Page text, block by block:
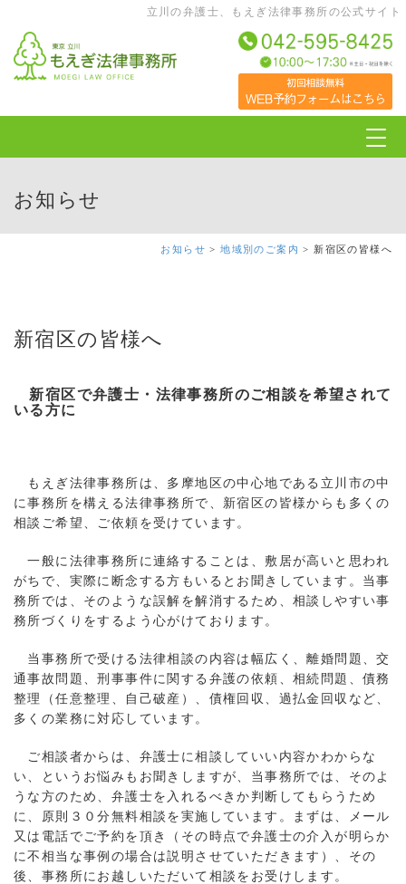
立川の弁護士、もえぎ法律事務所の公式サイト
お知らせ
お知らせ >地域別のご案内 > 新宿区の皆様へ
新宿区の皆様へ
新宿区で弁護士・法律事務所のご相談を希望されて
いる方に
もえぎ法律事務所は、多摩地区の中心地である立川市の中
に事務所を構える法律事務所で、新宿区の皆様からも多くの
相談ご希望、ご依頼を受けています。
一般に法律事務所に連絡することは、敷居が高いと思われ
がちで、実際に断念する方もいるとお聞きしています。当事
務所では、そのような誤解を解消するため、相談しやすい事
務所づくりをするよう心がけております。
当事務所で受ける法律相談の内容は幅広く、離婚問題、交
通事故問題、刑事事件に関する弁護の依頼、相続問題、債務
整理（任意整理、自己破産）、債権回収、過払金回収など、
多くの業務に対応しています。
ご相談者からは、弁護士に相談していい内容かわからな
い、というお悩みもお聞きしますが、当事務所では、そのよ
うな方のため、弁護士を入れるべきか判断してもらうため
に、原則３０分無料相談を実施しています。まずは、メール
又は電話でご予約を頂き（その時点で弁護士の介入が明らか
に不相当な事例の場合は説明させていただきます）、その
後、事務所にお越しいただいて相談をお受けします。